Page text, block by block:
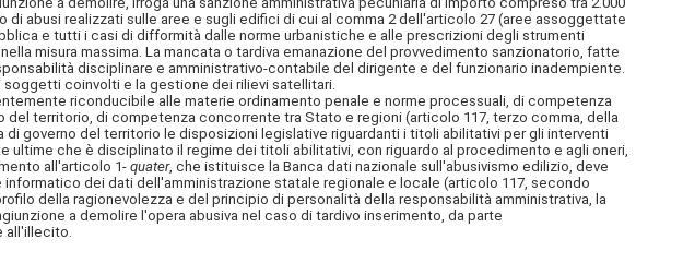
di abusi realizzati sulle aree e sugli edifici di cui al comma 2 dell'articolo 27 (aree assoggettate
e tutti i casi di difformità dalle norme urbanistiche e alle prescrizioni degli strumenti
misura massima. La mancata o tardiva emanazione del provvedimento sanzionatorio, fatte
disciplinare e amministrativo-contabile del dirigente e del funzionario inadempiente.
coinvolti e la gestione dei rilievi satellitari.
riconducibile alle materie ordinamento penale e norme processuali, di competenza
del territorio, di competenza concorrente tra Stato e regioni (articolo 117, terzo comma, della
governo del territorio le disposizioni legislative riguardanti i titoli abilitativi per gli interventi
che è disciplinato il regime dei titoli abilitativi, con riguardo al procedimento e agli oneri,
all'articolo 1- quater, che istituisce la Banca dati nazionale sull'abusivismo edilizio, deve
dei dati dell'amministrazione statale regionale e locale (articolo 117, secondo
della ragionevolezza e del principio di personalità della responsabilità amministrativa, la
a demolire l'opera abusiva nel caso di tardivo inserimento, da parte
all'illecito.